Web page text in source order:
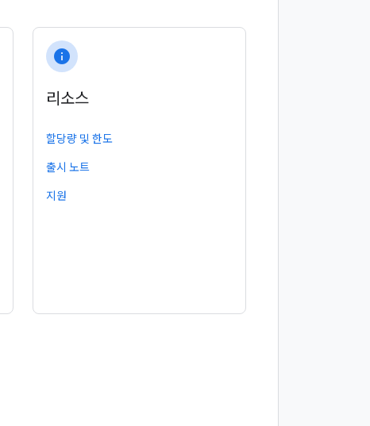
info
리소스
할당량 및 한도
출시 노트
지원